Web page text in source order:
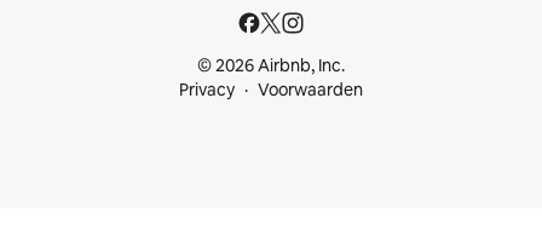
© 2026 Airbnb, Inc.
Privacy
Voorwaarden